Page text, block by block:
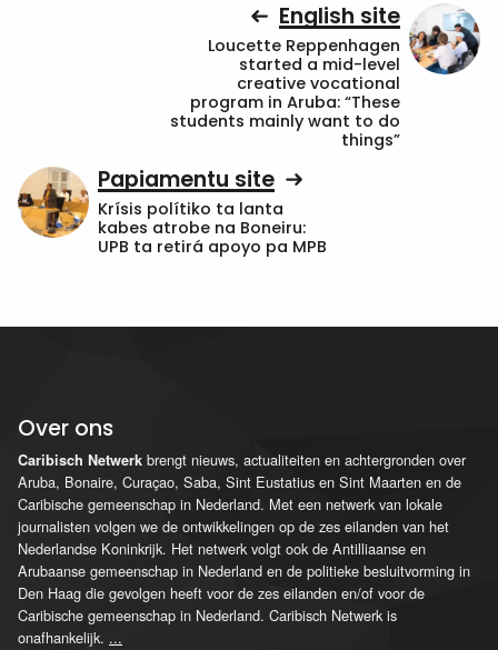
English site
Loucette Reppenhagen
started a mid-level
creative vocational
program in Aruba: “These
students mainly want to do
things”
Papiamentu site
Krísis polítiko ta lanta
kabes atrobe na Boneiru:
UPB ta retirá apoyo pa MPB
Over ons
Caribisch Netwerk brengt nieuws, actualiteiten en achtergronden over
Aruba, Bonaire, Curaçao, Saba, Sint Eustatius en Sint Maarten en de
Caribische gemeenschap in Nederland. Met een netwerk van lokale
journalisten volgen we de ontwikkelingen op de zes eilanden van het
Nederlandse Koninkrijk. Het netwerk volgt ook de Antilliaanse en
Arubaanse gemeenschap in Nederland en de politieke besluitvorming in
Den Haag die gevolgen heeft voor de zes eilanden en/of voor de
Caribische gemeenschap in Nederland. Caribisch Netwerk is
onafhankelijk. ...